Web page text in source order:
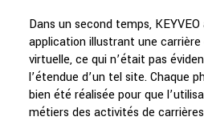
Dans un second temps,
application illustrant une
virtuelle, ce qui n’était pas
l’étendue d’un tel site. Chaque
bien été réalisée pour que
métiers des activités de